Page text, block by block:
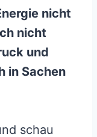
nicht
nicht
und
in Sachen
schau